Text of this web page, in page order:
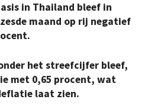
in Thailand bleef in
maand op rij negatief
het streefcijfer bleef,
met 0,65 procent, wat
laat zien.